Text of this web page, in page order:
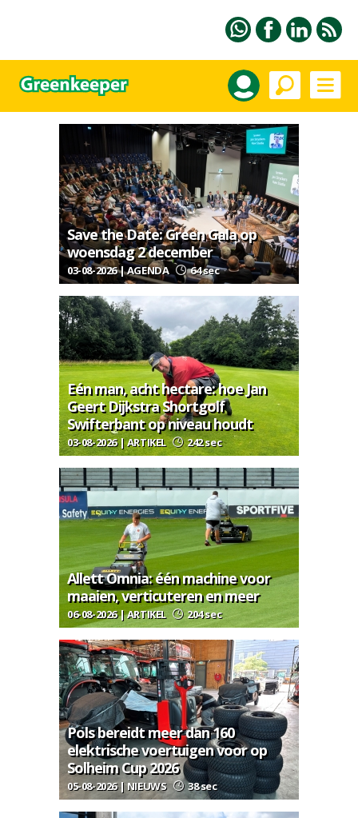
Save the Date: Green Gala op
woensdag 2 december
03-08-2026 | AGENDA 64 sec
Eén man, acht hectare: hoe Jan
Geert Dijkstra Shortgolf
Swifterbant op niveau houdt
03-08-2026 | ARTIKEL 242 sec
Allett Omnia: één machine voor
maaien, verticuteren en meer
06-08-2026 | ARTIKEL 204 sec
Pols bereidt meer dan 160
elektrische voertuigen voor op
Solheim Cup 2026
05-08-2026 | NIEUWS 38 sec